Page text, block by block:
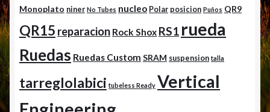
Monoplato niner No Tubes nucleo Polar posicion Puños QR9
QR15 reparacion Rock Shox RS1 rueda
Ruedas Ruedas Custom SRAM suspension talla
tarreglolabici tubeless Ready Vertical